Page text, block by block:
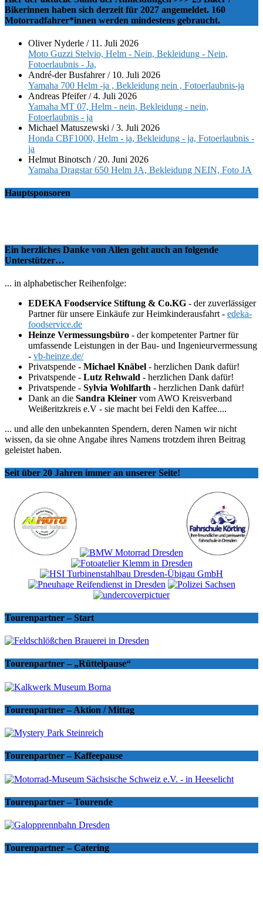
Bikerinnen haben sich derzeit für 2027 angemeldet. 160
Motorradfahrer*innen werden mindestens gebraucht.
Oliver Nyderle / 11. Juli 2026
Moto Guzzi Stelvio, Helm - Nein, Bekleidung - Nein,
Fotoerlaubnis - Ja,
André-der Busfahrer/ 10. Juli 2026
Yamaha 700 Helm -ja , Bekleidung nein , Fotoerlaubnis-ja
Andreas Pfeifer/4. Juli 2026
Yamaha MT 07, Helm - nein, Bekleidung - nein,
Fotoerlaubnis - ja
Michael Matuszewski /3. Juli 2026
Honda CBF1000, Helm - ja, Bekleidung - ja, Fotoerlaubnis -
ja
Helmut Binotsch / 20. Juni 2026
Yamaha Dragstar 650 Helm JA, Bekleidung NEIN, Foto JA
Hauptsponsoren
Ein herzliches Danke von Allen geht auch an folgende
Unterstützer…
... in alphabetischer Reihenfolge:
EDEKA Foodservice Stiftung & Co.KG - der zuverlässiger
Partner für unsere Einkäufe zur Heimkinderausfahrt - edeka-
foodservice.de
Heinze Vermessungsbüro - der kompetenter Partner für
umfassende Leistungen in der Bau- und Ingenieurvermessung
- vb-heinze.de/
Privatspende - Michael Knäbel - herzlichen Dank dafür!
Privatspende - Lutz Rehwald - herzlichen Dank dafür!
Privatspende - Sylvia Wohlfarth - herzlichen Dank dafür!
Dank an die Sandra Kleiner vom AWO Kreisverband
Weißeritzkreis e.V - sie macht bei Feldi den Kaffee....
... und alle den unbekannten Spendern, deren Namen wir nicht
wissen, da sie ohne Angabe ihres Namens trotzdem ihren Beitrag
geleistet haben.
Seit über 20 Jahren immer an unserer Seite!
Tourenpartner – Start
Tourenpartner – „Rüttelpause“
Tourenpartner – Aktion / Mittag
Tourenpartner – Kaffeepause
Tourenpartner – Tourende
Tourenpartner – Catering